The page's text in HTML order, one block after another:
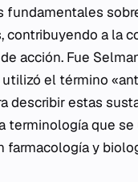
fundamentales
contribuyendo a la
acción. Fue
utilizó el término
describir estas
terminología que
farmacología y